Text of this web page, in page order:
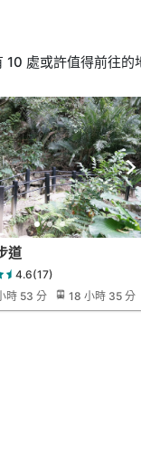
10 處或許值得前往的
道
4.6(17)
時 53 分
18 小時 35 分